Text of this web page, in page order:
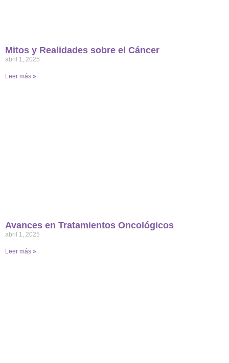
Mitos y Realidades sobre el Cáncer
abril 1, 2025
Leer más »
Avances en Tratamientos Oncológicos
abril 1, 2025
Leer más »